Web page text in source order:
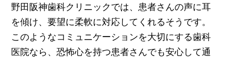
野田阪神歯科クリニックでは、患者さんの声に耳
を傾け、要望に柔軟に対応してくれるそうです。
このようなコミュニケーションを大切にする歯科
医院なら、恐怖心を持つ患者さんでも安心して通